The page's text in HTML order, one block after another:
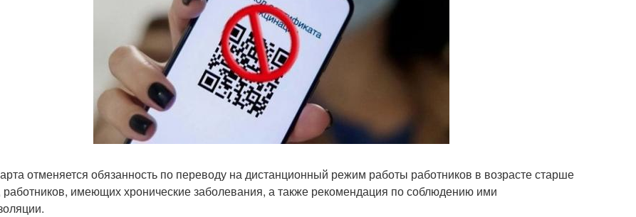
отменяется обязанность по переводу на дистанционный режим работы работников в возрасте старше
работников, имеющих хронические заболевания, а также рекомендация по соблюдению ими